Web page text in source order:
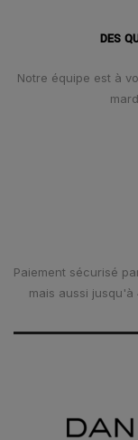
DES
Notre équipe est à
Paiement sécurisé
mais aussi